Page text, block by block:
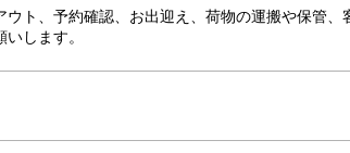
ト、予約確認、お出迎え、荷物の運搬や保管、
します。